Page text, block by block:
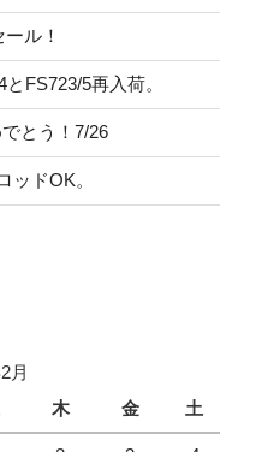
ル！
FS723/5再入荷。
とう！7/26
ドOK。
月
木 金 土